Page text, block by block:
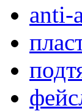
anti-